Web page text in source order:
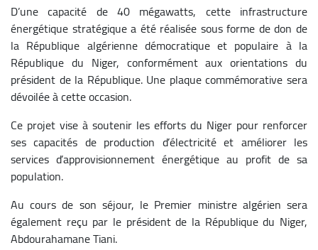
D’une capacité de 40 mégawatts, cette infrastructure
énergétique stratégique a été réalisée sous forme de don de
la République algérienne démocratique et populaire à la
République du Niger, conformément aux orientations du
président de la République. Une plaque commémorative sera
dévoilée à cette occasion.
Ce projet vise à soutenir les efforts du Niger pour renforcer
ses capacités de production d’électricité et améliorer les
services d’approvisionnement énergétique au profit de sa
population.
Au cours de son séjour, le Premier ministre algérien sera
également reçu par le président de la République du Niger,
Abdourahamane Tiani.